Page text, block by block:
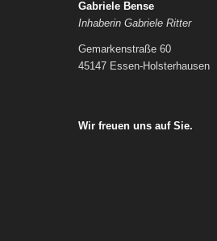
Gabriele Bense
Inhaberin Gabriele Ritter
Gemarkenstraße 60
45147 Essen-Holsterhausen
Wir freuen uns auf Sie.